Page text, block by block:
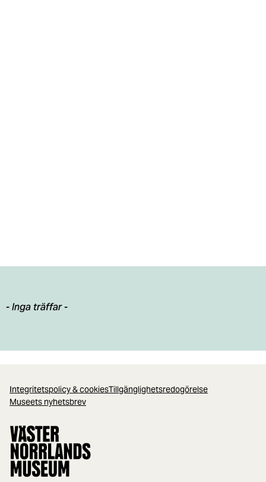
- Inga träffar -
Integritetspolicy & cookiesTillgänglighetsredogörelse
Museets nyhetsbrev